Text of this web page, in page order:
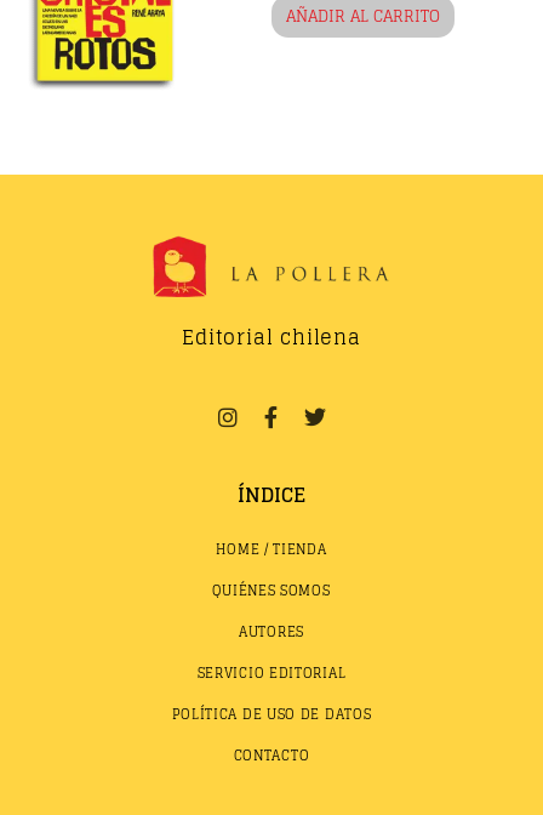
AÑADIR AL CARRITO
Editorial chilena
ÍNDICE
HOME / TIENDA
QUIÉNES SOMOS
AUTORES
SERVICIO EDITORIAL
POLÍTICA DE USO DE DATOS
CONTACTO